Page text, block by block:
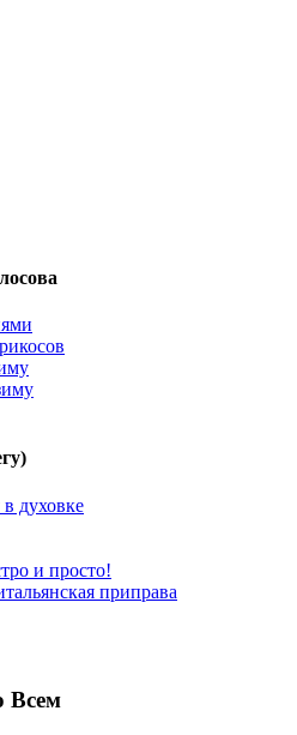
духовке
и просто!
приправа
Всем